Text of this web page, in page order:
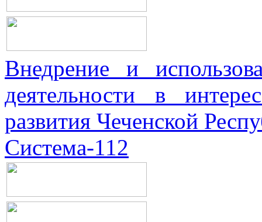
Внедрение и
деятельности в
развития Чеченской
Система-112